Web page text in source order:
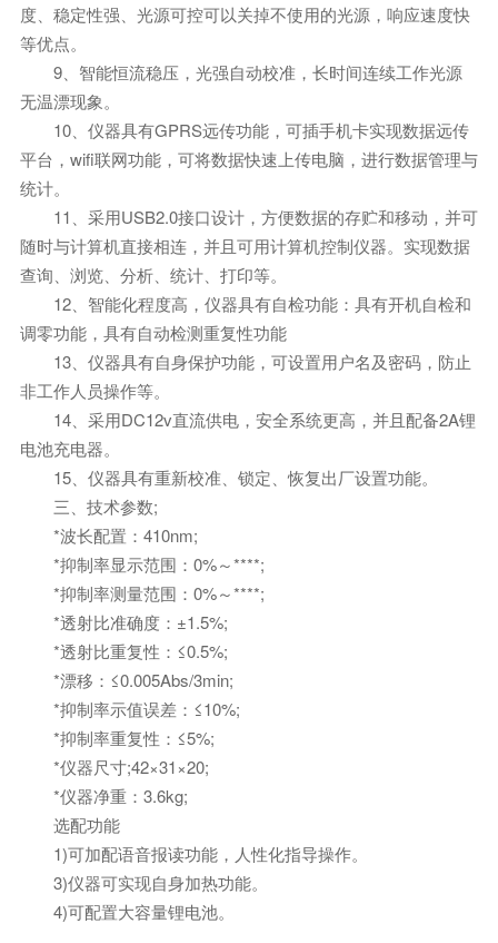
度、稳定性强、光源可控可以关掉不使用的光源，响应速度快
等优点。
9、智能恒流稳压，光强自动校准，长时间连续工作光源
无温漂现象。
10、仪器具有GPRS远传功能，可插手机卡实现数据远传
平台，wifi联网功能，可将数据快速上传电脑，进行数据管理与
统计。
11、采用USB2.0接口设计，方便数据的存贮和移动，并可
随时与计算机直接相连，并且可用计算机控制仪器。实现数据
查询、浏览、分析、统计、打印等。
12、智能化程度高，仪器具有自检功能：具有开机自检和
调零功能，具有自动检测重复性功能
13、仪器具有自身保护功能，可设置用户名及密码，防止
非工作人员操作等。
14、采用DC12v直流供电，安全系统更高，并且配备2A锂
电池充电器。
15、仪器具有重新校准、锁定、恢复出厂设置功能。
三、技术参数;
*波长配置：410nm;
*抑制率显示范围：0%～****;
*抑制率测量范围：0%～****;
*透射比准确度：±1.5%;
*透射比重复性：≤0.5%;
*漂移：≤0.005Abs/3min;
*抑制率示值误差：≤10%;
*抑制率重复性：≤5%;
*仪器尺寸;42×31×20;
*仪器净重：3.6kg;
选配功能
1)可加配语音报读功能，人性化指导操作。
3)仪器可实现自身加热功能。
4)可配置大容量锂电池。